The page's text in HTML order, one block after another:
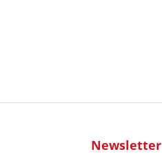
Newsletter